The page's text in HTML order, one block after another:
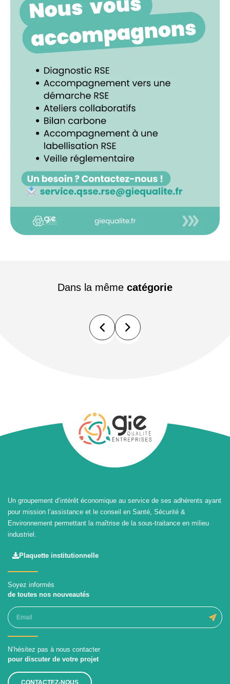
Dans la même catégorie
Un groupement d’intérêt économique au service de ses adhérents ayant
pour mission l’assistance et le conseil en Santé, Sécurité &
Environnement permettant la maîtrise de la sous-traitance en milieu
industriel.
Plaquette institutionnelle
Soyez informés
de toutes nos nouveautés
N’hésitez pas à nous contacter
pour discuter de votre projet
CONTACTEZ-NOUS